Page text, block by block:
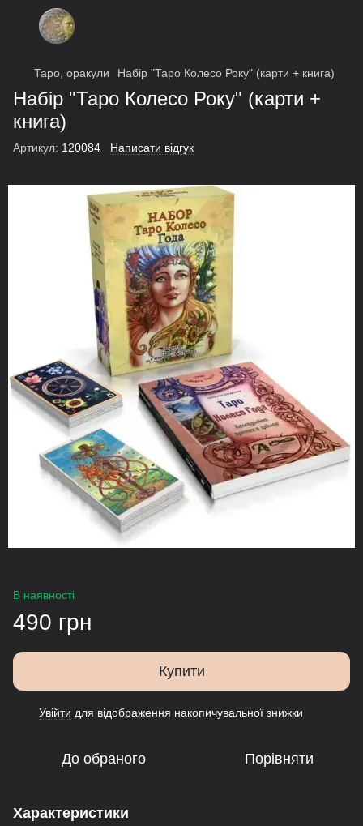
Таро, оракули Набір "Таро Колесо Року" (карти + книга)
Набір "Таро Колесо Року" (карти +
книга)
Артикул: 120084 Написати відгук
В наявності
490 грн
Купити
Увійти для відображення накопичувальної знижки
До обраного Порівняти
Характеристики